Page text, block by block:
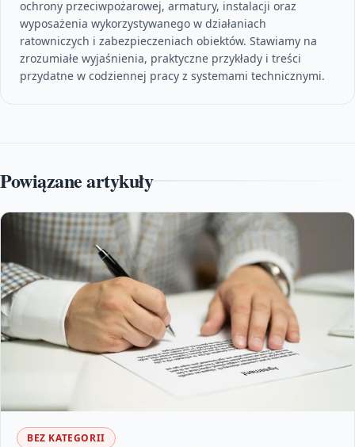
ochrony przeciwpożarowej, armatury, instalacji oraz
wyposażenia wykorzystywanego w działaniach
ratowniczych i zabezpieczeniach obiektów. Stawiamy na
zrozumiałe wyjaśnienia, praktyczne przykłady i treści
przydatne w codziennej pracy z systemami technicznymi.
Powiązane artykuły
BEZ KATEGORII